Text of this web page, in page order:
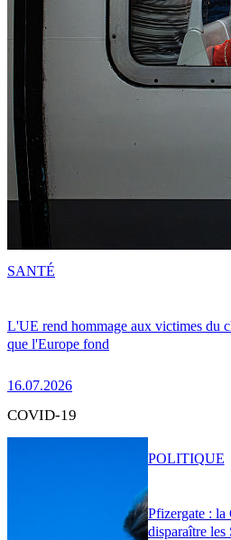
L'UE rend hommage aux victimes du
que l'Europe fond
16.07.2026
SANTÉ
COVID-19
Pfizergate : la
disparaître
POLITIQUE